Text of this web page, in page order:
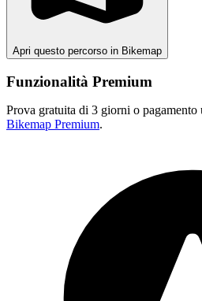
Apri questo percorso in Bikemap
Funzionalità Premium
Prova gratuita di 3 giorni o pagamento
Bikemap Premium.